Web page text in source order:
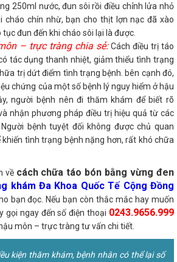
250ml nước, đun sôi rồi điều chỉnh lửa nhỏ
cháo chín nhừ, bạn cho thịt lợn nạc đã xào
đun đến khi cháo sôi lại là được.
– trực tràng chia sẻ:Cách điều trị táo
tác dụng thanh nhiệt, giảm thiểu tình trạng
trị dứt điểm tình trạng bệnh. bên cạnh đó,
chứng của một số bệnh lý nguy hiểm ở hậu
người bệnh nên đi thăm khám để biết rõ
nhận phương pháp điều trị hiệu quả từ các
bệnh tuyệt đối không được chủ quan
tình trạng bệnh nặng hơn, rất khó chữa
về cách chữa táo bón bằng vừng đen
khám Đa Khoa Quốc Tế Cộng Đồng
bạn đọc. Nếu bạn còn thắc mắc hay muốn
gọi ngay đến số điện thoại 0243.9656.999
môn – trực tràng tư vấn chi tiết.
kiện thăm khám, bệnh nhân có thể lại số